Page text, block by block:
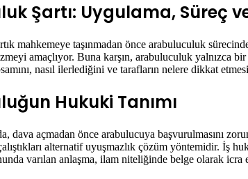
Şartı: Uygulama, Süreç
mahkemeye taşınmadan önce arabuluculuk
amaçlıyor. Buna karşın, arabuluculuk
nasıl ilerlediğini ve tarafların nelere dikkat
Hukuki Tanımı
dava açmadan önce arabulucuya başvurulmasını
alternatif uyuşmazlık çözüm yöntemidir.
varılan anlaşma, ilam niteliğinde belge olarak